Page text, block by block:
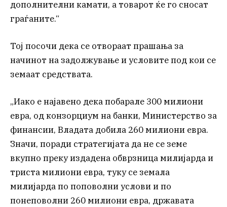
дополнителни камати, а товарот ќе го сносат
граѓаните.“
Тој посочи дека се отвораат прашања за
начинот на задолжување и условите под кои се
земаат средствата.
„Иако е најавено дека побарале 300 милиони
евра, од конзорциум на банки, Министерство за
финансии, Владата добила 260 милиони евра.
Значи, поради стратегијата да не се земе
вкупно преку издадена обврзница милијарда и
триста милиони евра, туку се земала
милијарда по поповолни услови и по
понеповолни 260 милиони евра, државата